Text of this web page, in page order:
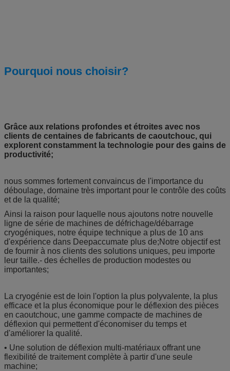
Pourquoi nous choisir?
Grâce aux relations profondes et étroites avec nos
clients de centaines de fabricants de caoutchouc, qui
explorent constamment la technologie pour des gains de
productivité;
nous sommes fortement convaincus de l'importance du
déboulage, domaine très important pour le contrôle des coûts
et de la qualité;
Ainsi la raison pour laquelle nous ajoutons notre nouvelle
ligne de série de machines de défrichage/débarrage
cryogéniques, notre équipe technique a plus de 10 ans
d'expérience dans Deepaccumate plus de;Notre objectif est
de fournir à nos clients des solutions uniques, peu importe
leur taille.- des échelles de production modestes ou
importantes;
La cryogénie est de loin l'option la plus polyvalente, la plus
efficace et la plus économique pour le déflexion des pièces
en caoutchouc, une gamme compacte de machines de
déflexion qui permettent d'économiser du temps et
d'améliorer la qualité.
• Une solution de déflexion multi-matériaux offrant une
flexibilité de traitement complète à partir d'une seule
machine;